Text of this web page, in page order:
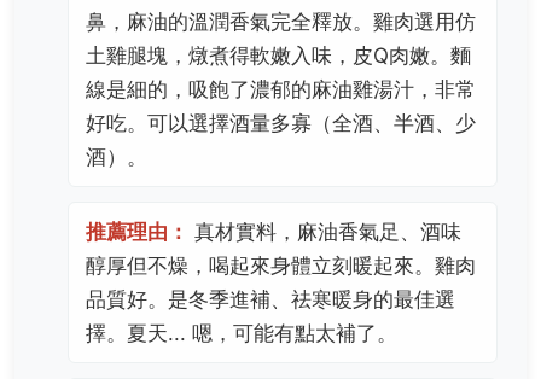
鼻，麻油的溫潤香氣完全釋放。雞肉選用仿
土雞腿塊，燉煮得軟嫩入味，皮Q肉嫩。麵
線是細的，吸飽了濃郁的麻油雞湯汁，非常
好吃。可以選擇酒量多寡（全酒、半酒、少
酒）。
推薦理由： 真材實料，麻油香氣足、酒味
醇厚但不燥，喝起來身體立刻暖起來。雞肉
品質好。是冬季進補、祛寒暖身的最佳選
擇。夏天... 嗯，可能有點太補了。